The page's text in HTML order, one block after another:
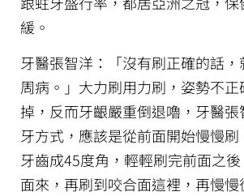
緩。
牙醫張智洋：「沒有刷正確的話
周病。」大力刷用力刷，姿勢不
掉，反而牙齦嚴重倒退嚕，牙醫
牙方式，應該是從前面開始慢慢
牙齒成45度角，輕輕刷完前面之
面來，再刷到咬合面這裡，再慢